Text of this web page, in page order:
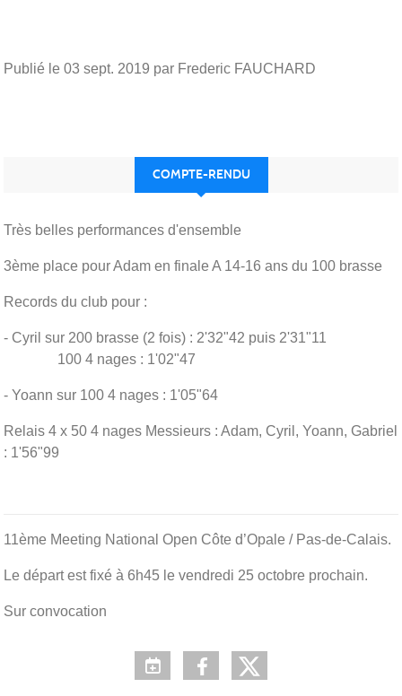
Publié le 03 sept. 2019 par Frederic FAUCHARD
COMPTE-RENDU
Très belles performances d'ensemble
3ème place pour Adam en finale A 14-16 ans du 100 brasse
Records du club pour :
- Cyril sur 200 brasse (2 fois) : 2'32"42 puis 2'31"11
100 4 nages : 1'02"47
- Yoann sur 100 4 nages : 1'05"64
Relais 4 x 50 4 nages Messieurs : Adam, Cyril, Yoann, Gabriel
: 1'56"99
11ème Meeting National Open Côte d’Opale / Pas-de-Calais.
Le départ est fixé à 6h45 le vendredi 25 octobre prochain.
Sur convocation